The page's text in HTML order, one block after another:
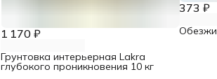
1 170 ₽
Грунтовка интерьерная Lakra
глубокого проникновения 10 кг
373 ₽